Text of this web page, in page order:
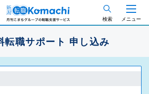
検索 メニュー
転職サポート 申し込み